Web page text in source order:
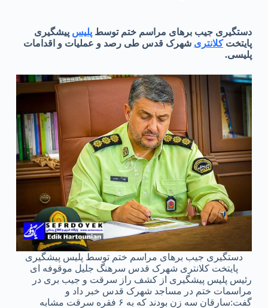
دستگیری جیب برهای مراسم ختم توسط پلیس پیشگیری
پایتختکلانتری شهرک قدس طی رصد و عملیات و اقدامات
پلیسی.
دستگیری جیب برهای مراسم ختم توسط پلیس پیشگیری
پایتخت کلانتری شهرک قدس سرهنگ جلیل موقوفه ای
رئیس پلیس پیشگیری از کشف راز سرقت و جیب بری در
مراسمات ختم در مساجد شهرک قدس خبر داد و
گفت:سارقان سه زن بودند که به ۶ فقره سرقت مشابه